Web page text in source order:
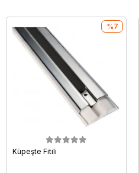
Küpeşte Fitili
%7